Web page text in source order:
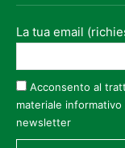
La tua email
Acconsento al
materiale
newsletter